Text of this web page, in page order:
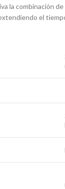
la combinación de
el